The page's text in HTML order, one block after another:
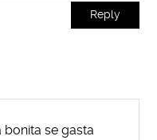
Reply
bonita se gasta